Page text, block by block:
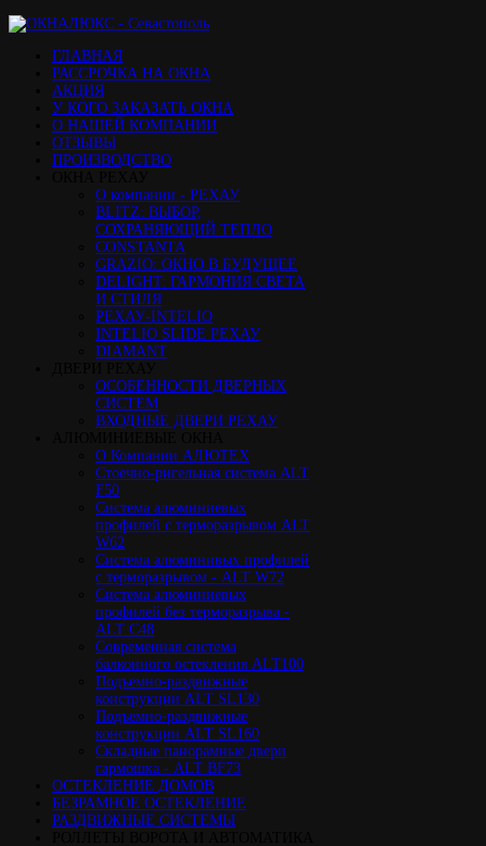
ГЛАВНАЯ
РАССРОЧКА НА ОКНА
АКЦИЯ
У КОГО ЗАКАЗАТЬ ОКНА
О НАШЕЙ КОМПАНИИ
ОТЗЫВЫ
ПРОИЗВОДСТВО
О компании - РЕХАУ
BLITZ: ВЫБОР,
СОХРАНЯЮЩИЙ ТЕПЛО
CONSTANTA
GRAZIO: ОКНО В БУДУЩЕЕ
DELIGHT: ГАРМОНИЯ СВЕТА
И СТИЛЯ
РЕХАУ-INTELIO
INTELIO SLIDE РЕХАУ
DIAMANT
ОСОБЕННОСТИ ДВЕРНЫХ
СИСТЕМ
ВХОДНЫЕ ДВЕРИ РЕХАУ
О Компании АЛЮТЕХ
Стоечно-ригельная система ALT
F50
Cистема алюминиевых
профилей с терморазрывом ALT
W62
Система алюминивых профилей
с терморазрывом - ALT W72
Cистема алюминиевых
профилей без терморазрыва -
ALT C48
Cовременная система
балконного остекления ALT100
Подъемно-раздвижные
конструкции ALT SL130
Подъемно-раздвижные
конструкции ALT SL160
Cкладные панорамные двери
гармошка - ALT BF73
ОСТЕКЛЕНИЕ ДОМОВ
БЕЗРАМНОЕ ОСТЕКЛЕНИЕ
РАЗДВИЖНЫЕ СИСТЕМЫ